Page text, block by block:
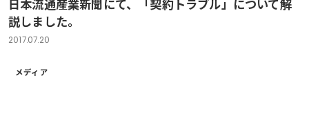
日本流通産業新聞にて、「契約トラブル」について解
説しました。
2017.07.20
メディア